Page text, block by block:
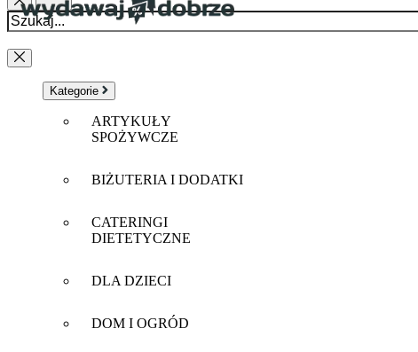
Kategorie
ARTYKUŁY
SPOŻYWCZE
BIŻUTERIA I DODATKI
CATERINGI
DIETETYCZNE
DLA DZIECI
DOM I OGRÓD